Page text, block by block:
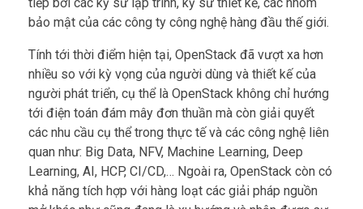
tiếp bởi các kỹ sư lập trình, kỹ sư thiết kế, các nhóm
bảo mật của các công ty công nghệ hàng đầu thế giới.
Tính tới thời điểm hiện tại, OpenStack đã vượt xa hơn
nhiều so với kỳ vọng của người dùng và thiết kế của
người phát triển, cụ thể là OpenStack không chỉ hướng
tới điện toán đám mây đơn thuần mà còn giải quyết
các nhu cầu cụ thể trong thực tế và các công nghệ liên
quan như: Big Data, NFV, Machine Learning, Deep
Learning, AI, HCP, CI/CD,… Ngoài ra, OpenStack còn có
khả năng tích hợp với hàng loạt các giải pháp nguồn